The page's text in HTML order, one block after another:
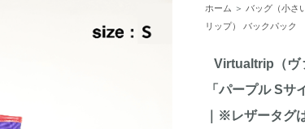
ホーム ＞ バッグ（小さ
リップ） バックパック
Virtualtrip（ヴ
「パープル Sサ
｜※レザータグ